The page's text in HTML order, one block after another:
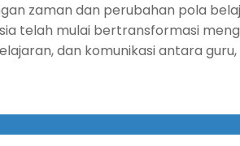
zaman dan perubahan pola
telah mulai bertransformasi
dan komunikasi antara guru,